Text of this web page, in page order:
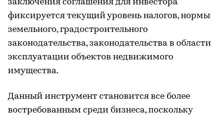
заключения соглашения для инвестора
фиксируется текущий уровень налогов, нормы
земельного, градостроительного
законодательства, законодательства в области
эксплуатации объектов недвижимого
имущества.
Данный инструмент становится все более
востребованным среди бизнеса, поскольку